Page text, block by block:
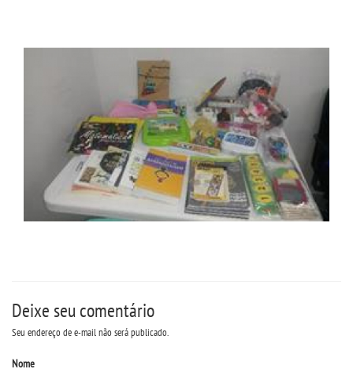
RELATÓRIOS
CPA
PPC
RELATOS
Deixe seu comentário
Seu endereço de e-mail não será publicado.
Nome